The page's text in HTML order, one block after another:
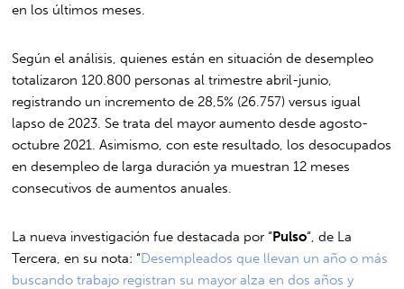
en los últimos meses.
Según el análisis, quienes están en situación de desempleo
totalizaron 120.800 personas al trimestre abril-junio,
registrando un incremento de 28,5% (26.757) versus igual
lapso de 2023. Se trata del mayor aumento desde agosto-
octubre 2021. Asimismo, con este resultado, los desocupados
en desempleo de larga duración ya muestran 12 meses
consecutivos de aumentos anuales.
La nueva investigación fue destacada por “Pulso“, de La
Tercera, en su nota: “Desempleados que llevan un año o más
buscando trabajo registran su mayor alza en dos años y